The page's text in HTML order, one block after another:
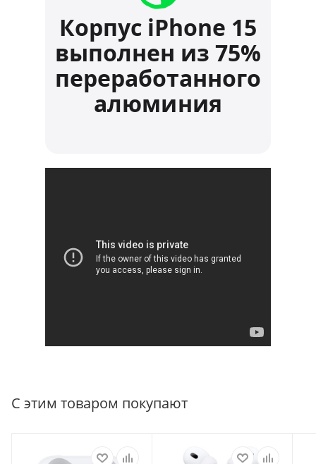
Корпус iPhone 15
выполнен из 75%
переработанного
алюминия
С этим товаром покупают